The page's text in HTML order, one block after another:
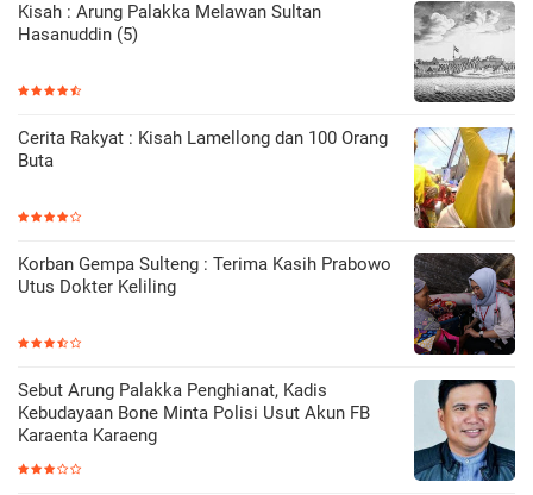
Kisah : Arung Palakka Melawan Sultan
Hasanuddin (5)
Cerita Rakyat : Kisah Lamellong dan 100 Orang
Buta
Korban Gempa Sulteng : Terima Kasih Prabowo
Utus Dokter Keliling
Sebut Arung Palakka Penghianat, Kadis
Kebudayaan Bone Minta Polisi Usut Akun FB
Karaenta Karaeng